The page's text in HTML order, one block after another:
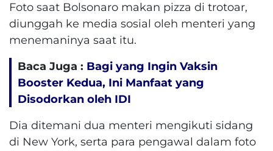
Foto saat Bolsonaro makan pizza di trotoar,
diunggah ke media sosial oleh menteri yang
menemaninya saat itu.
Baca Juga : Bagi yang Ingin Vaksin
Booster Kedua, Ini Manfaat yang
Disodorkan oleh IDI
Dia ditemani dua menteri mengikuti sidang
di New York, serta para pengawal dalam foto